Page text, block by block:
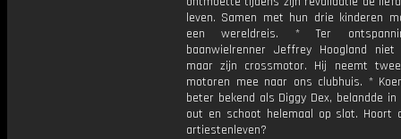
leven. Samen met hun drie kinderen
een wereldreis. * Ter
baanwielrenner Jeffrey Hoogland
maar zijn crossmotor. Hij neemt
motoren mee naar ons clubhuis. *
beter bekend als Diggy Dex, belandde in
out en schoot helemaal op slot. Hoort
artiestenleven?